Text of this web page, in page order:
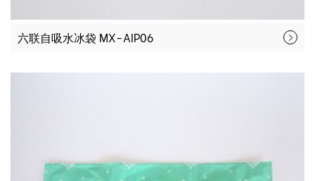
六联自吸水冰袋 MX-AIP06